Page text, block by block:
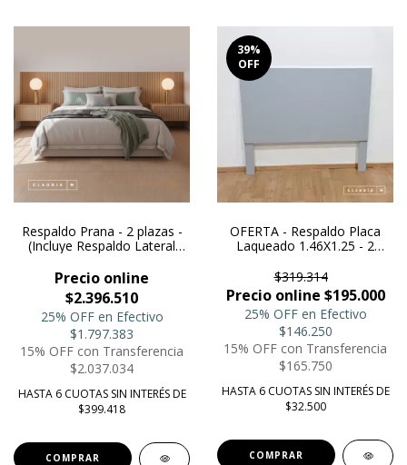
Respaldo Prana - 2 plazas -
(Incluye Respaldo Lateral
Flotante)
Precio online
$2.396.510
25% OFF en Efectivo
$1.797.383
15% OFF con Transferencia
$2.037.034
HASTA 6 CUOTAS SIN INTERÉS DE
$399.418
COMPRAR
39%
OFF
OFERTA - Respaldo Placa
Laqueado 1.46X1.25 - 2
$319.314
Precio online $195.000
25% OFF en Efectivo
$146.250
15% OFF con Transferencia
$165.750
HASTA 6 CUOTAS SIN INTERÉS DE
$32.500
COMPRAR